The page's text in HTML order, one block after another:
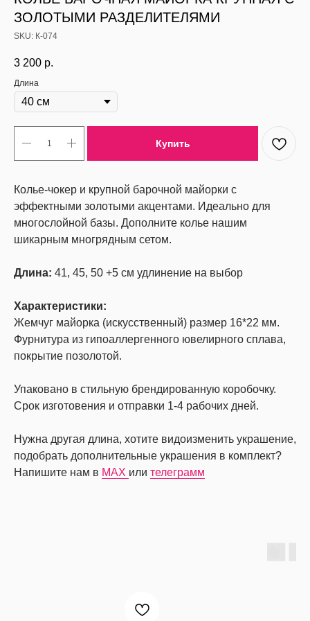
ЗОЛОТЫМИ РАЗДЕЛИТЕЛЯМИ
SKU: К-074
3 200 р.
Длина
Купить
Колье-чокер и крупной барочной майорки с
эффектными золотыми акцентами. Идеально для
многослойной базы. Дополните колье нашим
шикарным многрядным сетом.
Длина: 41, 45, 50 +5 см удлинение на выбор
Характеристики:
Жемчуг майорка (искусственный) размер 16*22 мм.
Фурнитура из гипоаллергенного ювелирного сплава,
покрытие позолотой.
Упаковано в стильную брендированную коробочку.
Срок изготовения и отправки 1-4 рабочих дней.
Нужна другая длина, хотите видоизменить украшение,
подобрать дополнительные украшения в комплект?
Напишите нам в MAX или телеграмм